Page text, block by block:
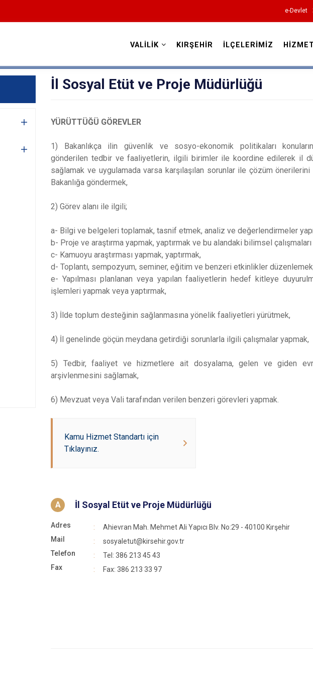
e-Devlet
VALİLİK KIRŞEHİR İLÇELERİMİZ
İl Sosyal Etüt ve Proje Müdürlüğü
YÜRÜTTÜĞÜ GÖREVLER
1) Bakanlıkça ilin güvenlik ve sosyo-ekonomik politikaları
gönderilen tedbir ve faaliyetlerin, ilgili birimler ile koordine edilerek il
sağlamak ve uygulamada varsa karşılaşılan sorunlar ile çözüm önerilerini
Bakanlığa göndermek,
2) Görev alanı ile ilgili;
a- Bilgi ve belgeleri toplamak, tasnif etmek, analiz ve değerlendirmeler
b- Proje ve araştırma yapmak, yaptırmak ve bu alandaki bilimsel
c- Kamuoyu araştırması yapmak, yaptırmak,
d- Toplantı, sempozyum, seminer, eğitim ve benzeri etkinlikler
e- Yapılması planlanan veya yapılan faaliyetlerin hedef kitleye
işlemleri yapmak veya yaptırmak,
3) İlde toplum desteğinin sağlanmasına yönelik faaliyetleri yürütmek,
4) İl genelinde göçün meydana getirdiği sorunlarla ilgili çalışmalar yapmak,
5) Tedbir, faaliyet ve hizmetlere ait dosyalama, gelen ve giden
arşivlenmesini sağlamak,
6) Mevzuat veya Vali tarafından verilen benzeri görevleri yapmak.
Kamu Hizmet Standartı için
Tıklayınız.
A İl Sosyal Etüt ve Proje Müdürlüğü
Adres
Ahievran Mah. Mehmet Ali Yapıcı Blv. No:29 - 40100 Kırşehir
Mail
sosyaletut@kirsehir.gov.tr
Telefon
Tel: 386 213 45 43
Fax
Fax: 386 213 33 97